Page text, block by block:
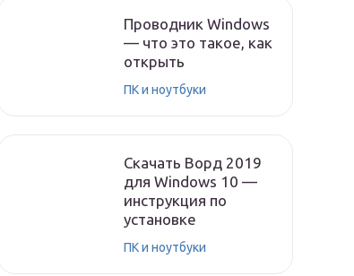
Проводник Windows
— что это такое, как
открыть
ПК и ноутбуки
Скачать Ворд 2019
для Windows 10 —
инструкция по
установке
ПК и ноутбуки